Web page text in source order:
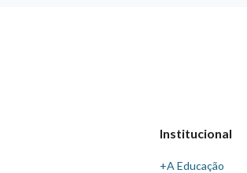
Institucional
+A Educação